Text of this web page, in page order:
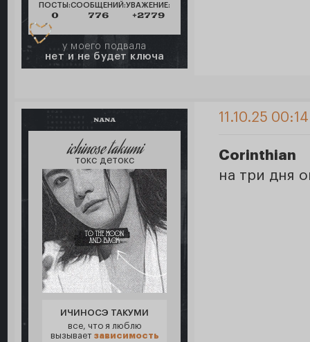
ПОСТЫ:
0
СООБЩЕНИЙ:
776
УВАЖЕНИЕ:
+2779
у моего подвала
нет и не будет ключа
NANA
ichinose takumi
токс детокс
ИЧИНОСЭ ТАКУМИ
все, что я люблю
вызывает зависимость
11.10.25
Corinthian
на три дня